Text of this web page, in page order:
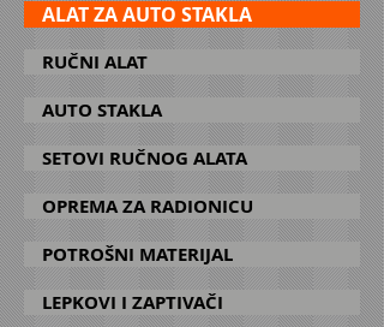
ALAT ZA AUTO STAKLA
RUČNI ALAT
AUTO STAKLA
SETOVI RUČNOG ALATA
OPREMA ZA RADIONICU
POTROŠNI MATERIJAL
LEPKOVI I ZAPTIVAČI